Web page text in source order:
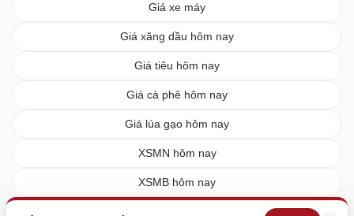
Giá xe máy
Giá xăng dầu hôm nay
Giá tiêu hôm nay
Giá cà phê hôm nay
Giá lúa gạo hôm nay
XSMN hôm nay
XSMB hôm nay